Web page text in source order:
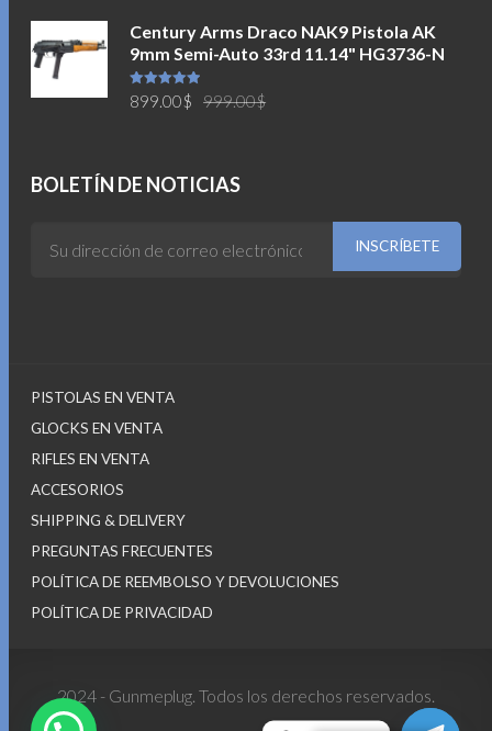
original
era:
actual
es:
Century Arms Draco NAK9 Pistola AK
9mm Semi-Auto 33rd 11.14" HG3736-N
Valorado en
5.00de 5 999.00$
899.00$
BOLETÍN DE NOTICIAS
PISTOLAS EN VENTA
GLOCKS EN VENTA
RIFLES EN VENTA
ACCESORIOS
SHIPPING & DELIVERY
PREGUNTAS FRECUENTES
POLÍTICA DE REEMBOLSO Y DEVOLUCIONES
POLÍTICA DE PRIVACIDAD
2024 - Gunmeplug. Todos los derechos reservados.